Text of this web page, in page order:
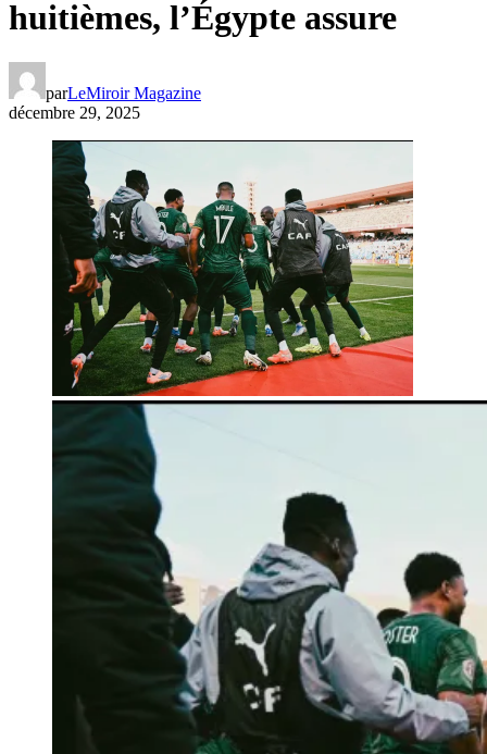
huitièmes, l’Égypte assure
parLeMiroir Magazine
décembre 29, 2025